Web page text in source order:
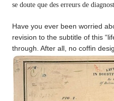
se doute que des erreurs de
Have you ever been worried
revision to the subtitle of this
through. After all, no coffin